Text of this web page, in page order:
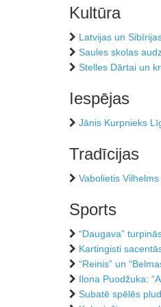
Kultūra
Latvijas un
Saules skolas
Stelles Dārtai un
Iespējas
Jānis Kurpnieks
Tradīcijas
Vabolietis
Sports
“Daugava”
Kartingisti
“Reinis” un
Ilona Puodžuka:
Subatē spēlēs